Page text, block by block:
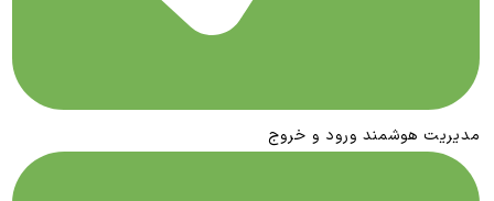
مدیریت هوشمند ورود و خروج